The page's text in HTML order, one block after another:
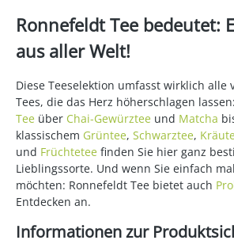
Ronnefeldt Tee bedeutet:
aus aller Welt!
Diese Teeselektion umfasst wirklich alle
Tees, die das Herz höherschlagen
Tee über Chai-Gewürztee und Matcha
klassischem Grüntee, Schwarztee,
und Früchtetee finden Sie hier ganz
Lieblingssorte. Und wenn Sie einfach
möchten: Ronnefeldt Tee bietet auch
Entdecken an.
Informationen zur